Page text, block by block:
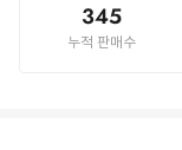
345
누적 판매수